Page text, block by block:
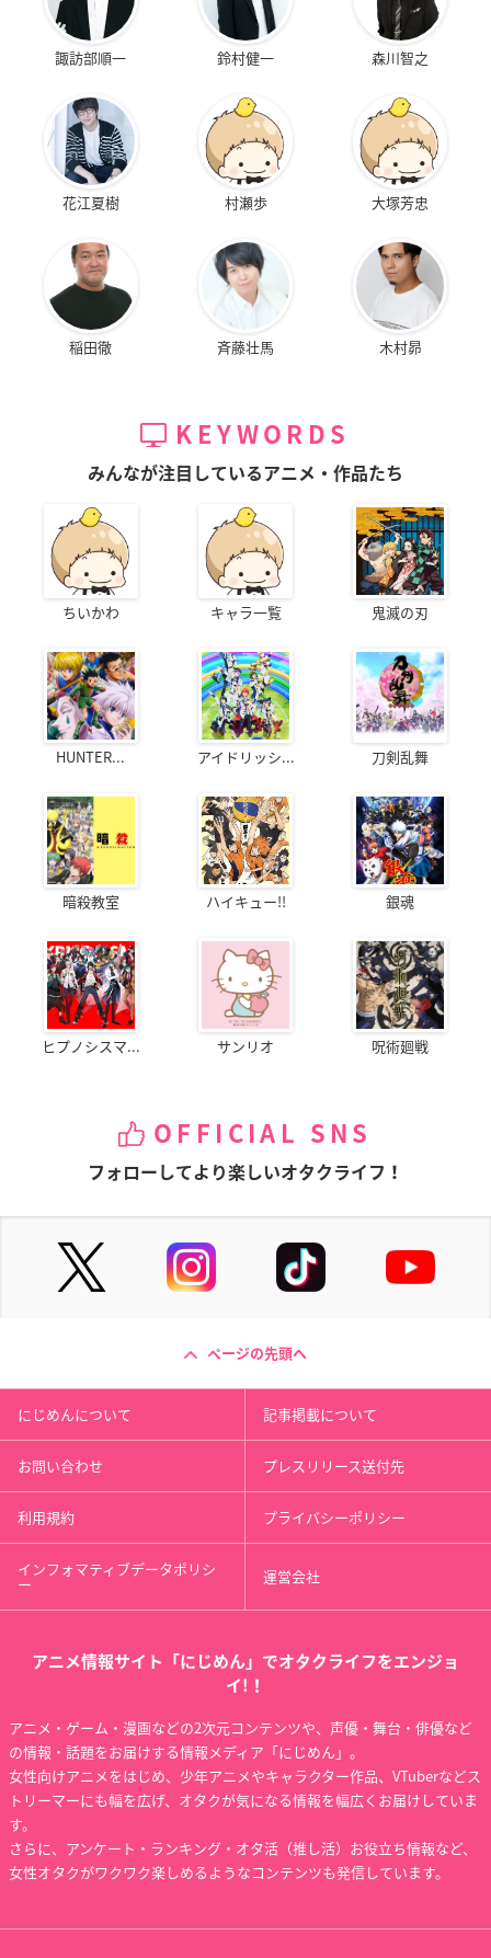
諏訪部順一 鈴村健一 森川智之
花江夏樹 村瀬歩 大塚芳忠
稲田徹 斉藤壮馬 木村昴
KEYWORDS
みんなが注目しているアニメ・作品たち
ちいかわ キャラ一覧 鬼滅の刃
HUNTER... アイドリッシ... 刀剣乱舞
暗殺教室 ハイキュー!! 銀魂
ヒプノシスマ... サンリオ 呪術廻戦
OFFICIAL SNS
フォローしてより楽しいオタクライフ！
ページの先頭へ
にじめんについて 記事掲載について
お問い合わせ プレスリリース送付先
利用規約 プライバシーポリシー
インフォマティブデータポリシ
ー 運営会社
アニメ情報サイト「にじめん」でオタクライフをエンジョ
イ!！
アニメ・ゲーム・漫画などの2次元コンテンツや、声優・舞台・俳優など
の情報・話題をお届けする情報メディア「にじめん」。
女性向けアニメをはじめ、少年アニメやキャラクター作品、VTuberなどス
トリーマーにも幅を広げ、オタクが気になる情報を幅広くお届けしていま
す。
さらに、アンケート・ランキング・オタ活（推し活）お役立ち情報など、
女性オタクがワクワク楽しめるようなコンテンツも発信しています。